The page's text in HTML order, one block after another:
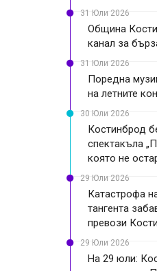
31 Юли 2026
Община
канал за
31 Юли 2026
Поредна
на летните
30 Юли 2026
Костинброд
спектакъла
която не
29 Юли 2026
Катастрофа
тангента
превози
29 Юли 2026
На 29 юли: